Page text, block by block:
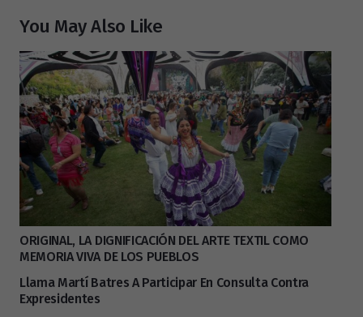
You May Also Like
ORIGINAL, LA DIGNIFICACIÓN DEL ARTE TEXTIL COMO
MEMORIA VIVA DE LOS PUEBLOS
Llama Martí Batres A Participar En Consulta Contra
Expresidentes